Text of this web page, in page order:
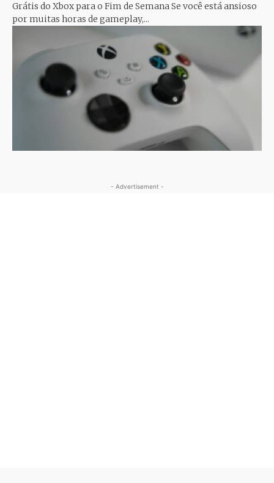
Grátis do Xbox para o Fim de Semana Se você está ansioso
por muitas horas de gameplay,...
- Advertisement -